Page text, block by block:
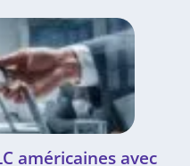
américaines avec